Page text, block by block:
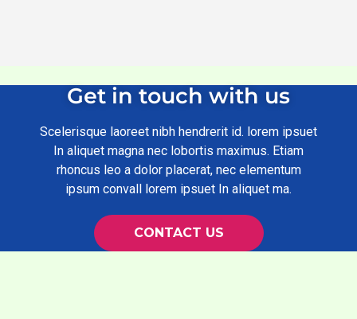
Get in touch with us
Scelerisque laoreet nibh hendrerit id. lorem ipsuet
In aliquet magna nec lobortis maximus. Etiam
rhoncus leo a dolor placerat, nec elementum
ipsum convall lorem ipsuet In aliquet ma.
CONTACT US